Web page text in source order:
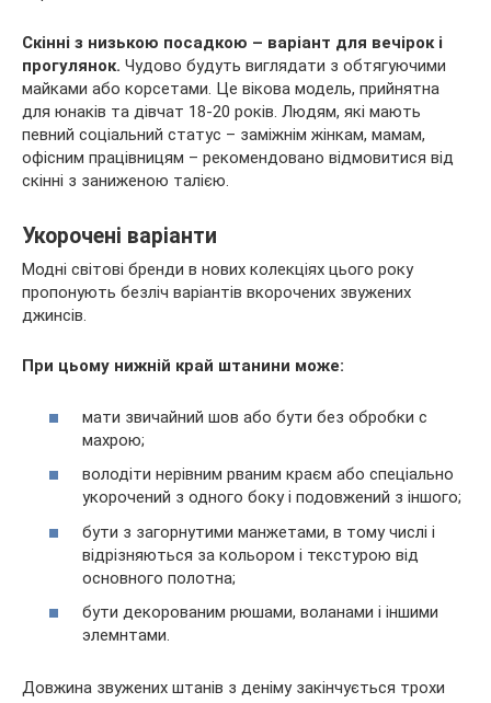
Скінні з низькою посадкою – варіант для вечірок і
прогулянок. Чудово будуть виглядати з обтягуючими
майками або корсетами. Це вікова модель, прийнятна
для юнаків та дівчат 18-20 років. Людям, які мають
певний соціальний статус – заміжнім жінкам, мамам,
офісним працівницям – рекомендовано відмовитися від
скінні з заниженою талією.
Укорочені варіанти
Модні світові бренди в нових колекціях цього року
пропонують безліч варіантів вкорочених звужених
джинсів.
При цьому нижній край штанини може:
мати звичайний шов або бути без обробки c
махрою;
володіти нерівним рваним краєм або спеціально
укорочений з одного боку і подовжений з іншого;
бути з загорнутими манжетами, в тому числі і
відрізняються за кольором і текстурою від
основного полотна;
бути декорованим рюшами, воланами і іншими
элемнтами.
Довжина звужених штанів з деніму закінчується трохи